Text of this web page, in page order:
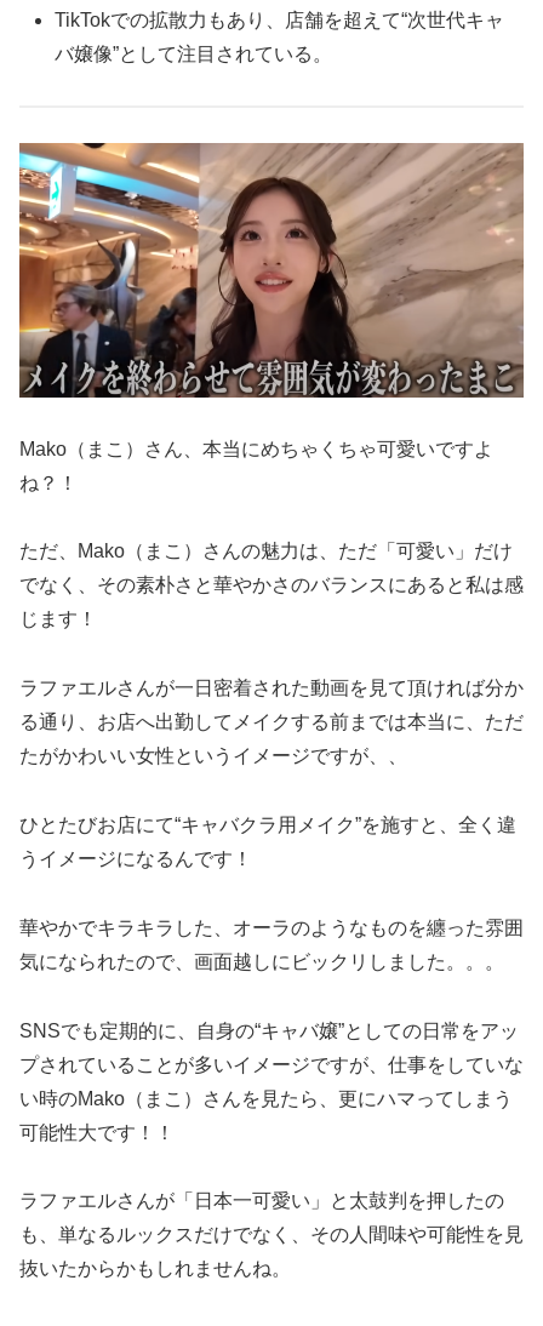
TikTokでの拡散力もあり、店舗を超えて“次世代キャ
バ嬢像”として注目されている。
Mako（まこ）さん、本当にめちゃくちゃ可愛いですよ
ね？！
ただ、Mako（まこ）さんの魅力は、ただ「可愛い」だけ
でなく、その素朴さと華やかさのバランスにあると私は感
じます！
ラファエルさんが一日密着された動画を見て頂ければ分か
る通り、お店へ出勤してメイクする前までは本当に、ただ
たがかわいい女性というイメージですが、、
ひとたびお店にて“キャバクラ用メイク”を施すと、全く違
うイメージになるんです！
華やかでキラキラした、オーラのようなものを纏った雰囲
気になられたので、画面越しにビックリしました。。。
SNSでも定期的に、自身の“キャバ嬢”としての日常をアッ
プされていることが多いイメージですが、仕事をしていな
い時のMako（まこ）さんを見たら、更にハマってしまう
可能性大です！！
ラファエルさんが「日本一可愛い」と太鼓判を押したの
も、単なるルックスだけでなく、その人間味や可能性を見
抜いたからかもしれませんね。